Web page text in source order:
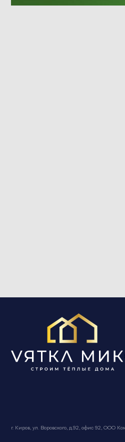
г. Киров, ул. Воровского, д.92, офис 92,